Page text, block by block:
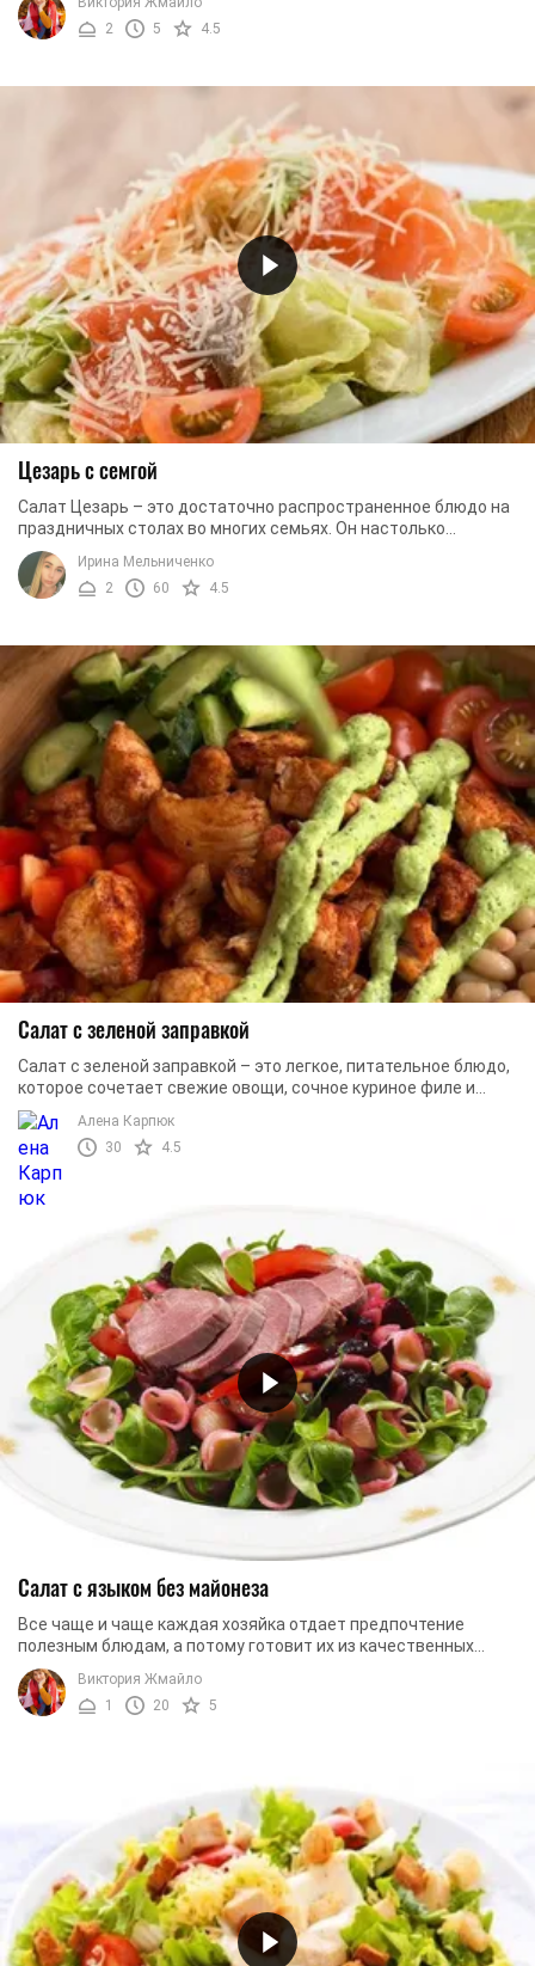
2
5 4.5
Цезарь с семгой
Салат Цезарь – это достаточно распространенное блюдо на
праздничных столах во многих семьях. Он настолько
«укоренился», что стал чуть ли не ...
Ирина Мельниченко
2
60 4.5
Салат с зеленой заправкой
Салат с зеленой заправкой – это легкое, питательное блюдо,
которое сочетает свежие овощи, сочное куриное филе и
нежный кремовый соус. Он хорошо ...
Алена Карпюк
30
4.5
Салат с языком без майонеза
Все чаще и чаще каждая хозяйка отдает предпочтение
полезным блюдам, а потому готовит их из качественных
продуктов. Именно поэтому мы для вас ...
Виктория Жмайло
1
20 5